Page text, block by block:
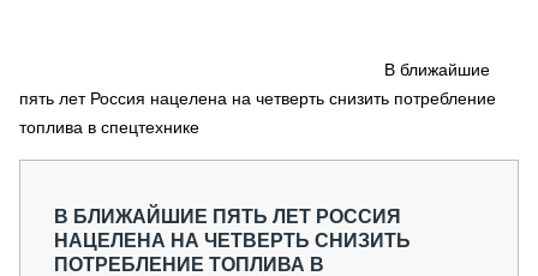
СПЕЦПРОЕКТЫ
МЕРОПРИЯТИЯ
СТАТЬИ ПО КАТЕГОРИЯМ ТЕХНИКИ
В ближайшие
пять лет Россия нацелена на четверть снизить потребление
топлива в спецтехнике
В БЛИЖАЙШИЕ ПЯТЬ ЛЕТ РОССИЯ
НАЦЕЛЕНА НА ЧЕТВЕРТЬ СНИЗИТЬ
ПОТРЕБЛЕНИЕ ТОПЛИВА В